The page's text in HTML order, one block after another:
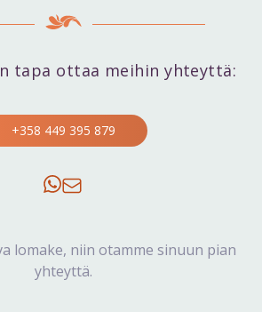
tapa ottaa meihin yhteyttä:
+358 449 395 879
lomake, niin otamme sinuun pian
yhteyttä.